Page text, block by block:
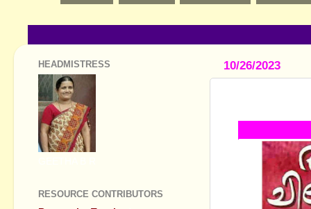
10/26/2023
HEADMISTRESS
RESOURCE CONTRIBUTORS